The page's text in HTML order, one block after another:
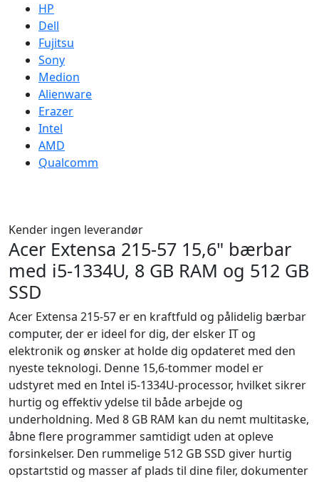
HP
Dell
Fujitsu
Sony
Medion
Alienware
Erazer
Intel
AMD
Qualcomm
Kender ingen leverandør
Acer Extensa 215-57 15,6" bærbar
med i5-1334U, 8 GB RAM og 512 GB
SSD
Acer Extensa 215-57 er en kraftfuld og pålidelig bærbar
computer, der er ideel for dig, der elsker IT og
elektronik og ønsker at holde dig opdateret med den
nyeste teknologi. Denne 15,6-tommer model er
udstyret med en Intel i5-1334U-processor, hvilket sikrer
hurtig og effektiv ydelse til både arbejde og
underholdning. Med 8 GB RAM kan du nemt multitaske,
åbne flere programmer samtidigt uden at opleve
forsinkelser. Den rummelige 512 GB SSD giver hurtig
opstartstid og masser af plads til dine filer, dokumenter